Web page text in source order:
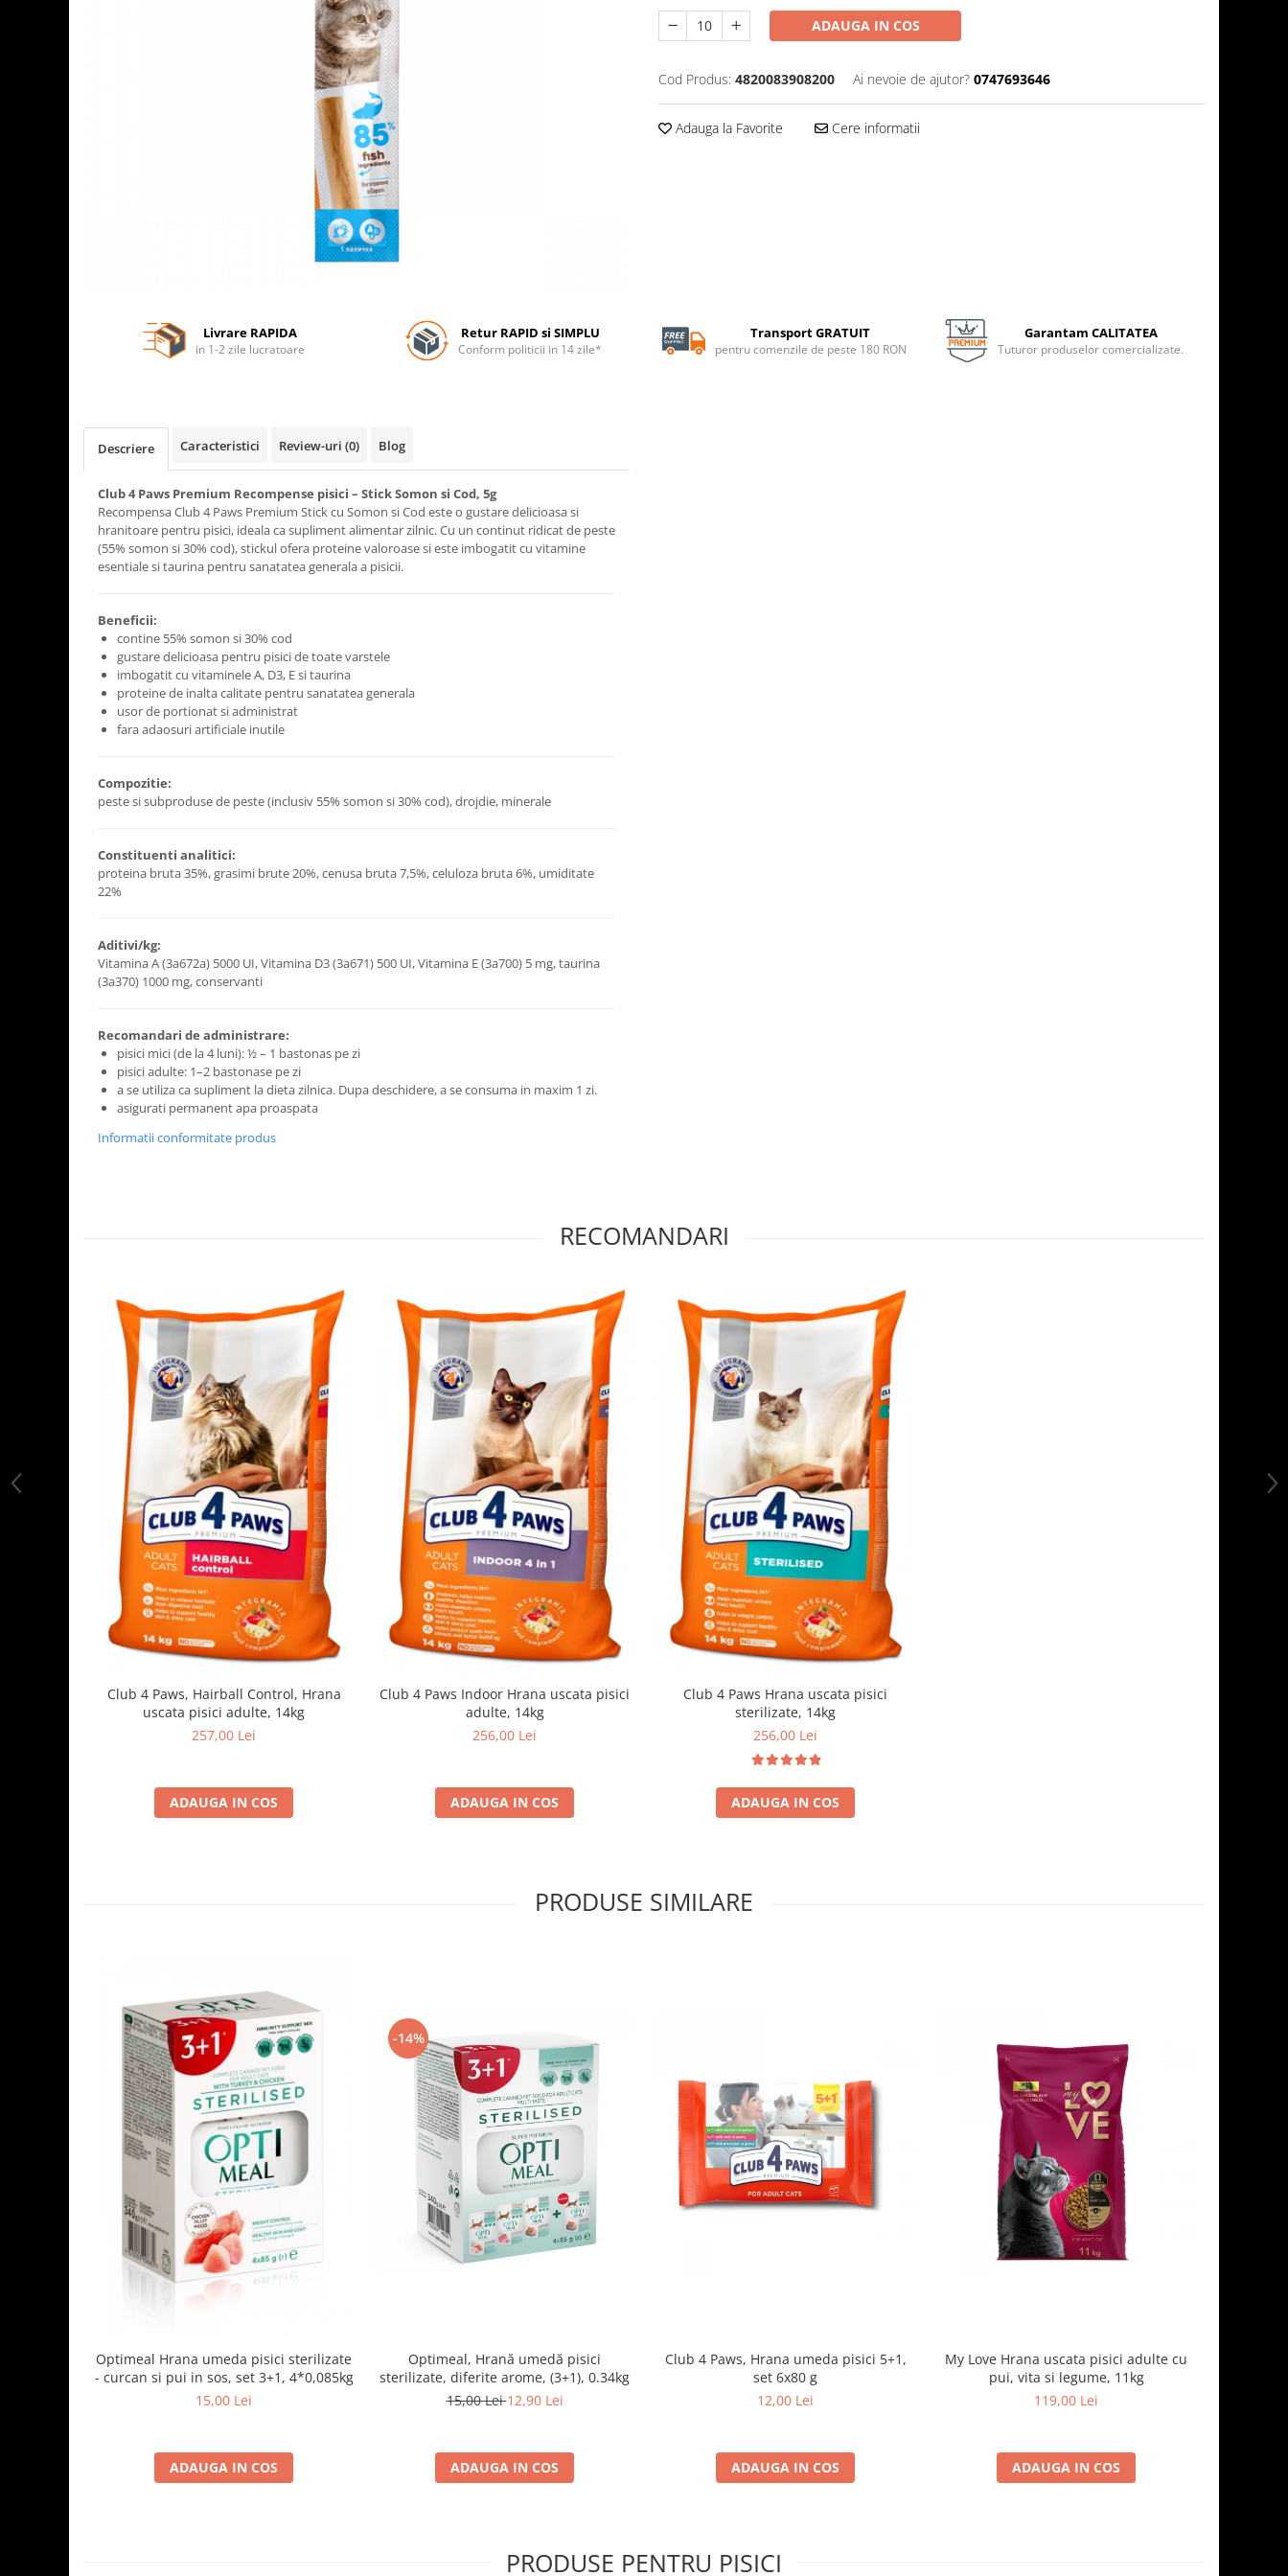
ADAUGA IN COS
Cod Produs: 4820083908200 Ai nevoie de ajutor? 0747693646
Adauga la Favorite Cere informatii
Livrare RAPIDA
in 1-2 zile lucratoare
Retur RAPID si SIMPLU
Conform politicii in 14 zile*
Transport GRATUIT
pentru comenzile de peste 180 RON
Garantam CALITATEA
Tuturor produselor comercializate.
Descriere Caracteristici Review-uri (0) Blog
Club 4 Paws Premium Recompense pisici – Stick Somon si Cod, 5g
Recompensa Club 4 Paws Premium Stick cu Somon si Cod este o gustare delicioasa si
hranitoare pentru pisici, ideala ca supliment alimentar zilnic. Cu un continut ridicat de peste
(55% somon si 30% cod), stickul ofera proteine valoroase si este imbogatit cu vitamine
esentiale si taurina pentru sanatatea generala a pisicii.
Beneficii:
contine 55% somon si 30% cod
gustare delicioasa pentru pisici de toate varstele
imbogatit cu vitaminele A, D3, E si taurina
proteine de inalta calitate pentru sanatatea generala
usor de portionat si administrat
fara adaosuri artificiale inutile
Compozitie:
peste si subproduse de peste (inclusiv 55% somon si 30% cod), drojdie, minerale
Constituenti analitici:
proteina bruta 35%, grasimi brute 20%, cenusa bruta 7,5%, celuloza bruta 6%, umiditate
22%
Aditivi/kg:
Vitamina A (3а672а) 5000 UI, Vitamina D3 (3а671) 500 UI, Vitamina E (3а700) 5 mg, taurina
(3а370) 1000 mg, conservanti
Recomandari de administrare:
pisici mici (de la 4 luni): ½ – 1 bastonas pe zi
pisici adulte: 1–2 bastonase pe zi
a se utiliza ca supliment la dieta zilnica. Dupa deschidere, a se consuma in maxim 1 zi.
asigurati permanent apa proaspata
Informatii conformitate produs
RECOMANDARI
Club 4 Paws, Hairball Control, Hrana
uscata pisici adulte, 14kg
257,00 Lei
ADAUGA IN COS
Club 4 Paws Indoor Hrana uscata pisici
adulte, 14kg
256,00 Lei
ADAUGA IN COS
Club 4 Paws Hrana uscata pisici
sterilizate, 14kg
256,00 Lei
ADAUGA IN COS
PRODUSE SIMILARE
Optimeal Hrana umeda pisici sterilizate
- curcan si pui in sos, set 3+1, 4*0,085kg
15,00 Lei
ADAUGA IN COS
-14%
Optimeal, Hrană umedă pisici
sterilizate, diferite arome, (3+1), 0.34kg
15,00 Lei12,90 Lei
ADAUGA IN COS
Club 4 Paws, Hrana umeda pisici 5+1,
set 6x80 g
12,00 Lei
ADAUGA IN COS
My Love Hrana uscata pisici adulte cu
pui, vita si legume, 11kg
119,00 Lei
ADAUGA IN COS
PRODUSE PENTRU PISICI